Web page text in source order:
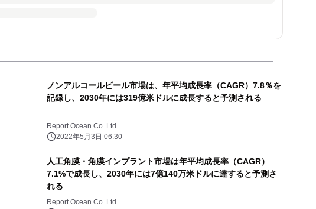
ノンアルコールビール市場は、年平均成長率（CAGR）7.8％を
記録し、2030年には319億米ドルに成長すると予測される
Report Ocean Co. Ltd.
2022年5月3日 06:30
人工角膜・角膜インプラント市場は年平均成長率（CAGR）
7.1%で成長し、2030年には7億140万米ドルに達すると予測さ
れる
Report Ocean Co. Ltd.